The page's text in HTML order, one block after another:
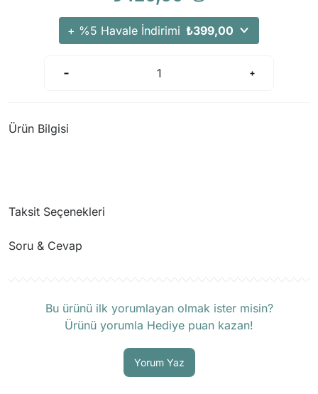
+ %5 Havale İndirimi ₺399,00
Ürün Bilgisi
Taksit Seçenekleri
Soru & Cevap
Bu ürünü ilk yorumlayan olmak ister misin?
Ürünü yorumla Hediye puan kazan!
Yorum Yaz